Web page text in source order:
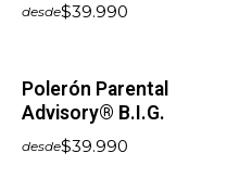
desde$39.990
Polerón Parental
Advisory® B.I.G.
desde$39.990